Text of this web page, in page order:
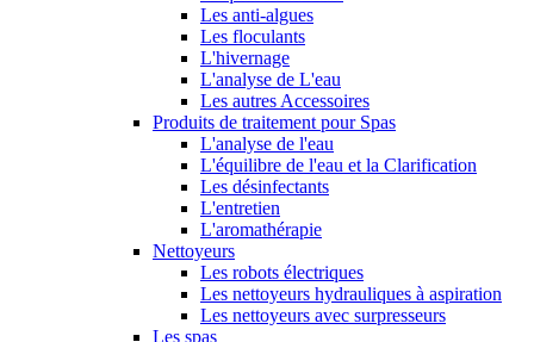
Les anti-algues
Les floculants
L'hivernage
L'analyse de L'eau
Les autres Accessoires
Produits de traitement pour Spas
L'analyse de l'eau
L'équilibre de l'eau et la Clarification
Les désinfectants
L'entretien
L'aromathérapie
Nettoyeurs
Les robots électriques
Les nettoyeurs hydrauliques à aspiration
Les nettoyeurs avec surpresseurs
Les spas